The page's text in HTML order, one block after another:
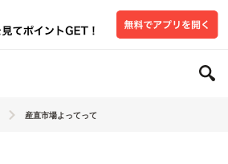
産直市場よってって